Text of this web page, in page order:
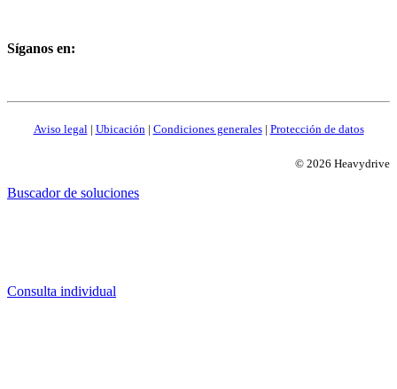
Síganos en:
Aviso legal| Ubicación| Condiciones generales| Protección de datos
© 2026 Heavydrive
Buscador de soluciones
Consulta individual